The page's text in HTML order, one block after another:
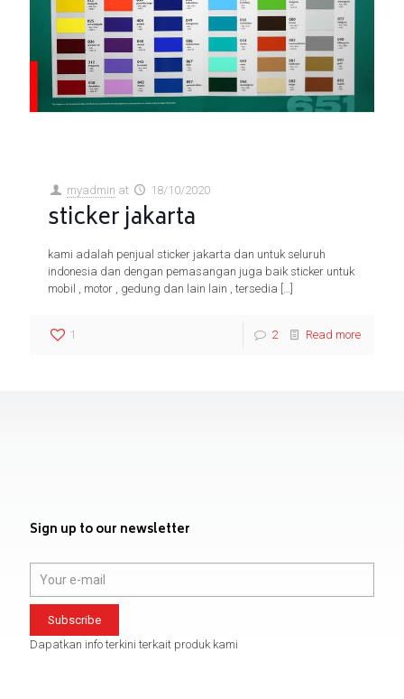
myadmin at 18/10/2020
sticker jakarta
kami adalah penjual sticker jakarta dan untuk seluruh
indonesia dan dengan pemasangan juga baik sticker untuk
mobil , motor , gedung dan lain lain , tersedia
1 2 Read more
Sign up to our newsletter
Dapatkan info terkini terkait produk kami